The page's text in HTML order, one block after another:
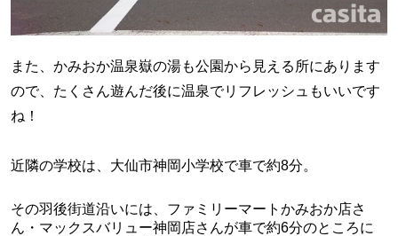
また、かみおか温泉嶽の湯も公園から見える所にあります
ので、たくさん遊んだ後に温泉でリフレッシュもいいです
ね！
近隣の学校は、大仙市神岡小学校で車で約8分。
その羽後街道沿いには、ファミリーマートかみおか店さ
ん・マックスバリュー神岡店さんが車で約6分のところに